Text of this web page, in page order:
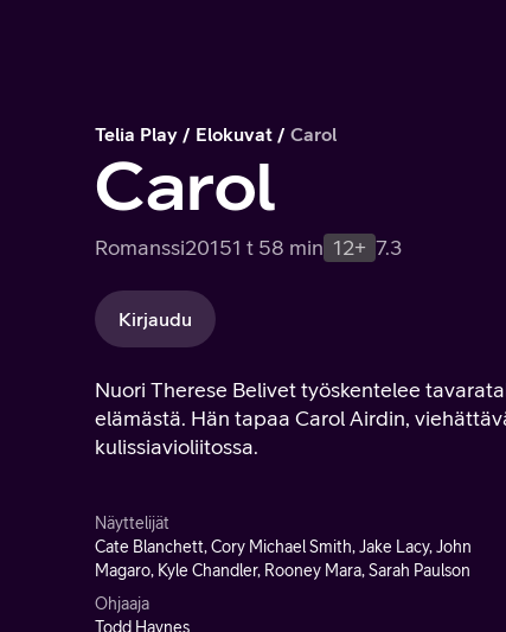
Telia Play Elokuvat Carol
Carol
Romanssi20151 t 58 min 12+ 7.3
Kirjaudu
Nuori Therese Belivet työskentelee
elämästä. Hän tapaa Carol Airdin,
kulissiavioliitossa.
Näyttelijät
Cate Blanchett, Cory Michael Smith, Jake Lacy, John
Magaro, Kyle Chandler, Rooney Mara, Sarah Paulson
Ohjaaja
Todd Haynes